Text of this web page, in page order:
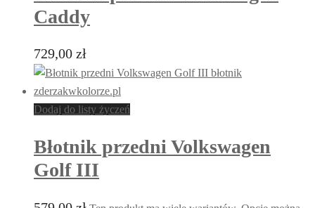
Caddy
729,00 zł
Dodaj do listy życzeń
Błotnik przedni Volkswagen
Golf III